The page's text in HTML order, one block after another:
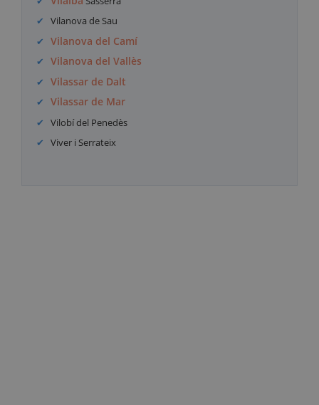
Vilanova de Sau
Vilanova del Camí
Vilanova del Vallès
Vilassar de Dalt
Vilassar de Mar
Vilobí del Penedès
Viver i Serrateix